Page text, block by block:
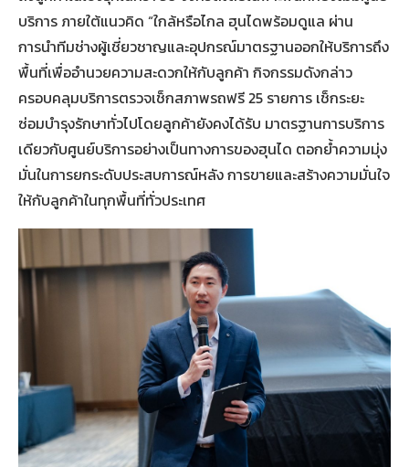
บริการ ภายใต้แนวคิด “ใกล้หรือไกล ฮุนไดพร้อมดูแล ผ่าน
การนำทีมช่างผู้เชี่ยวชาญและอุปกรณ์มาตรฐานออกให้บริการถึง
พื้นที่เพื่ออำนวยความสะดวกให้กับลูกค้า กิจกรรมดังกล่าว
ครอบคลุมบริการตรวจเช็กสภาพรถฟรี 25 รายการ เช็กระยะ
ซ่อมบำรุงรักษาทั่วไปโดยลูกค้ายังคงได้รับ มาตรฐานการบริการ
เดียวกับศูนย์บริการอย่างเป็นทางการของฮุนได ตอกย้ำความมุ่ง
มั่นในการยกระดับประสบการณ์หลัง การขายและสร้างความมั่นใจ
ให้กับลูกค้าในทุกพื้นที่ทั่วประเทศ